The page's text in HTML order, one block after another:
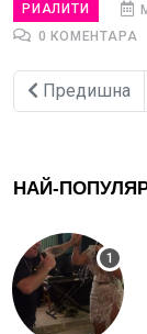
РИАЛИТИ
0 КОМЕНТАРА
Предишна
НАЙ-